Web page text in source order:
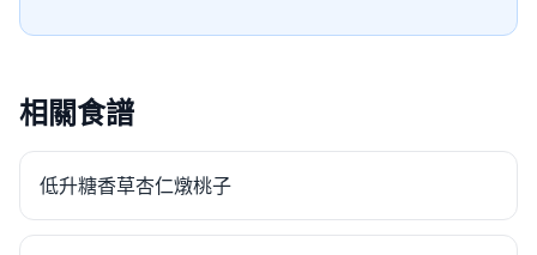
相關食譜
低升糖香草杏仁燉桃子